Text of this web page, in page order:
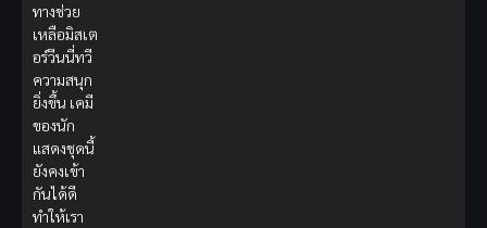
ทางช่วย
เหลือมิสเต
อร์วีนนี่ทวี
ความสนุก
ยิ่งขึ้น เคมี
ของนัก
แสดงชุดนี้
ยังคงเข้า
กันได้ดี
ทำให้เรา